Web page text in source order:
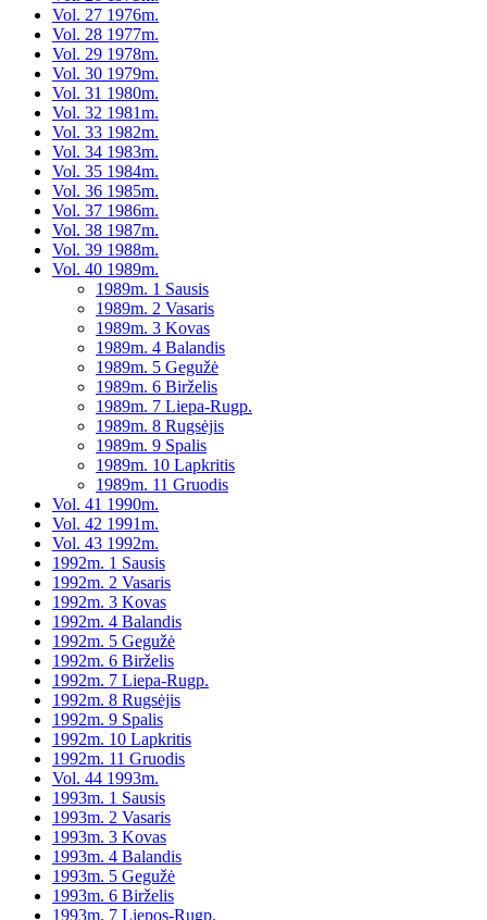
Vol. 27 1976m.
Vol. 28 1977m.
Vol. 29 1978m.
Vol. 30 1979m.
Vol. 31 1980m.
Vol. 32 1981m.
Vol. 33 1982m.
Vol. 34 1983m.
Vol. 35 1984m.
Vol. 36 1985m.
Vol. 37 1986m.
Vol. 38 1987m.
Vol. 39 1988m.
Vol. 40 1989m.
1989m. 1 Sausis
1989m. 2 Vasaris
1989m. 3 Kovas
1989m. 4 Balandis
1989m. 5 Gegužė
1989m. 6 Birželis
1989m. 7 Liepa-Rugp.
1989m. 8 Rugsėjis
1989m. 9 Spalis
1989m. 10 Lapkritis
1989m. 11 Gruodis
Vol. 41 1990m.
Vol. 42 1991m.
Vol. 43 1992m.
1992m. 1 Sausis
1992m. 2 Vasaris
1992m. 3 Kovas
1992m. 4 Balandis
1992m. 5 Gegužė
1992m. 6 Birželis
1992m. 7 Liepa-Rugp.
1992m. 8 Rugsėjis
1992m. 9 Spalis
1992m. 10 Lapkritis
1992m. 11 Gruodis
Vol. 44 1993m.
1993m. 1 Sausis
1993m. 2 Vasaris
1993m. 3 Kovas
1993m. 4 Balandis
1993m. 5 Gegužė
1993m. 6 Birželis
1993m. 7 Liepos-Rugp.